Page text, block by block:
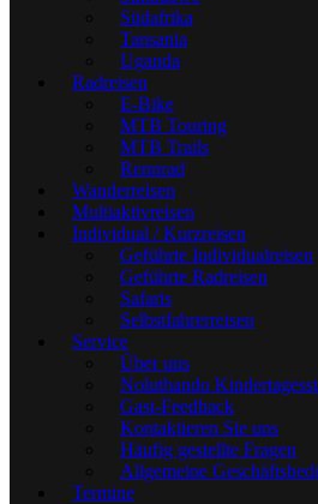
Südafrika
Tansania
Uganda
Radreisen
E-Bike
MTB Touring
MTB Trails
Rennrad
Wanderreisen
Multiaktivreisen
Individual / Kurzreisen
Geführte Individualreisen
Geführte Radreisen
Safaris
Selbstfahrerreisen
Service
Über uns
Noluthando
Gast-Feedback
Kontaktieren Sie uns
Häufig gestellte Fragen
Allgemeine
Termine